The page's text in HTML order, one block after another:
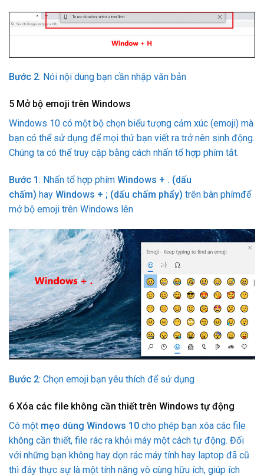
Bước 2: Nói nội dung bạn cần nhập văn bản
5 Mở bộ emoji trên Windows
Windows 10 có một bộ chọn biểu tượng cảm xúc (emoji) mà
bạn có thể sử dụng để mọi thứ bạn viết ra trở nên sinh động.
Chúng ta có thể truy cập bằng cách nhấn tổ hợp phím tắt.
Bước 1: Nhấn tổ hợp phím Windows + . (dấu
chấm) hay Windows + ; (dấu chấm phẩy) trên bàn phímđể
mở bộ emoji trên Windows lên
Bước 2: Chọn emoji bạn yêu thích để sử dụng
6 Xóa các file không cần thiết trên Windows tự động
Có một mẹo dùng Windows 10 cho phép bạn xóa các file
không cần thiết, file rác ra khỏi máy một cách tự động. Đối
với những bạn không hay dọn rác máy tính hay laptop đã cũ
thì đây thực sự là một tính năng vô cùng hữu ích, giúp ích